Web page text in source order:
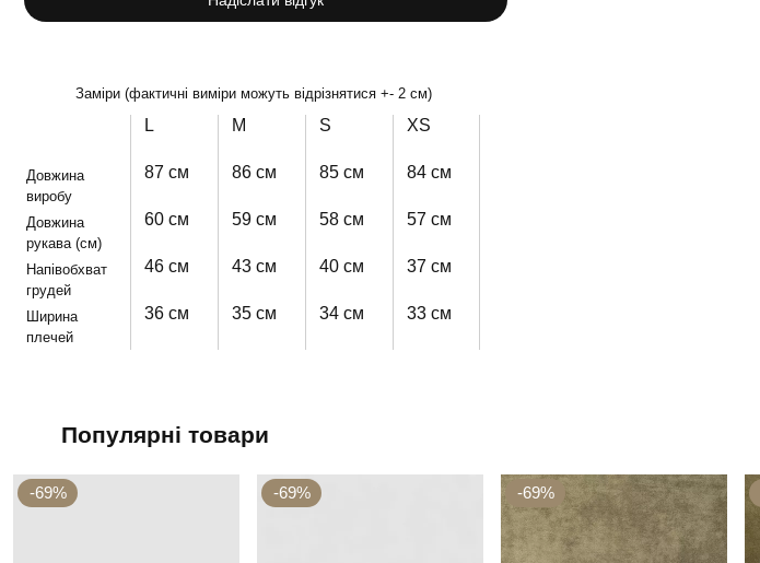
Заміри (фактичні виміри можуть відрізнятися +- 2 см)
L M S XS
Довжина
виробу
87 см 86 см 85 см 84 см
Довжина
рукава (см)
60 см 59 см 58 см 57 см
Напівобхват
грудей
46 см 43 см 40 см 37 см
Ширина
плечей
36 см 35 см 34 см 33 см
Популярні товари
-69% -69% -69%